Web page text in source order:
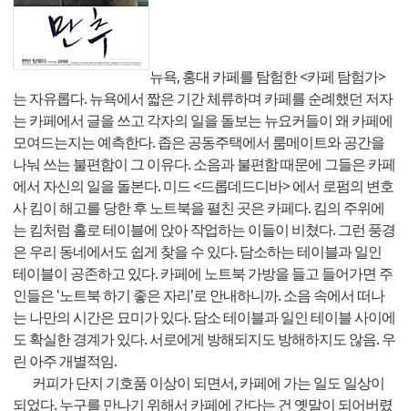
뉴욕, 홍대 카페를 탐험한 <카페 탐험가>
는 자유롭다. 뉴욕에서 짧은 기간 체류하며 카페를 순례했던 저자
는 카페에서 글을 쓰고 각자의 일을 돌보는 뉴요커들이 왜 카페에
모여드는지는 예측한다. 좁은 공동주택에서 룸메이트와 공간을
나눠 쓰는 불편함이 그 이유다. 소음과 불편함 때문에 그들은 카페
에서 자신의 일을 돌본다. 미드 <드롭데드디바> 에서 로펌의 변호
사 킴이 해고를 당한 후 노트북을 펼친 곳은 카페다. 킴의 주위에
는 킴처럼 홀로 테이블에 앉아 작업하는 이들이 비쳤다. 그런 풍경
은 우리 동네에서도 쉽게 찾을 수 있다. 담소하는 테이블과 일인
테이블이 공존하고 있다. 카페에 노트북 가방을 들고 들어가면 주
인들은 '노트북 하기 좋은 자리'로 안내하니까. 소음 속에서 떠나
는 나만의 시간은 묘미가 있다. 담소 테이블과 일인 테이블 사이에
도 확실한 경계가 있다. 서로에게 방해되지도 방해하지도 않음. 우
린 아주 개별적임.
커피가 단지 기호품 이상이 되면서, 카페에 가는 일도 일상이
되었다. 누구를 만나기 위해서 카페에 간다는 건 옛말이 되어버렸